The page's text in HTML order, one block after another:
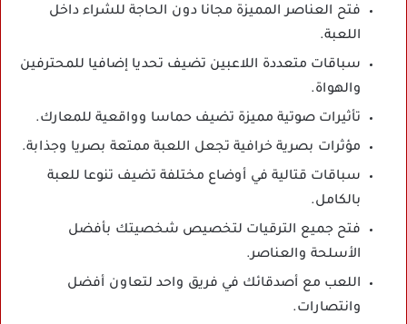
فتح العناصر المميزة مجانا دون الحاجة للشراء داخل
اللعبة.
سباقات متعددة اللاعبين تضيف تحديا إضافيا للمحترفين
والهواة.
تأثيرات صوتية مميزة تضيف حماسا وواقعية للمعارك.
مؤثرات بصرية خرافية تجعل اللعبة ممتعة بصريا وجذابة.
سباقات قتالية في أوضاع مختلفة تضيف تنوعا للعبة
بالكامل.
فتح جميع الترقيات لتخصيص شخصيتك بأفضل
الأسلحة والعناصر.
اللعب مع أصدقائك في فريق واحد لتعاون أفضل
وانتصارات.